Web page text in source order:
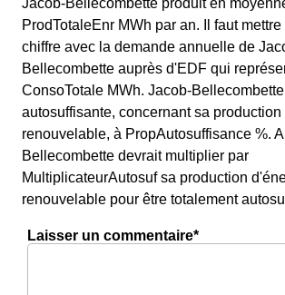
Jacob-Bellecombette produit en
ProdTotaleEnr MWh par an. Il faut
chiffre avec la demande annuelle de
Bellecombette auprès d'EDF qui
ConsoTotale MWh. Jacob-
autosuffisante, concernant sa
renouvelable, à PropAutosuffisance %.
Bellecombette devrait multiplier par
MultiplicateurAutosuf sa production
renouvelable pour être totalement
Laisser un commentaire*